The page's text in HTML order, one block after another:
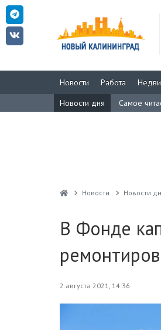
Новости Работа
Новости дня
Самое
Новости Новости
В Фонде
2 августа 2021, 14:36